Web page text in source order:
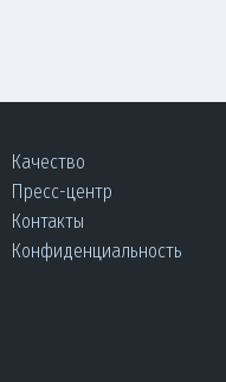
Качество
Пресс-центр
Контакты
Конфиденциальность